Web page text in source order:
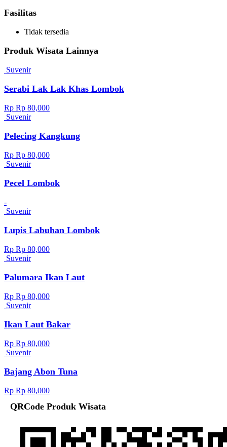
Fasilitas
Tidak tersedia
Produk Wisata Lainnya
Suvenir
Serabi Lak Lak Khas Lombok
Rp Rp 80,000
Suvenir
Pelecing Kangkung
Rp Rp 80,000
Suvenir
Pecel Lombok
-
Suvenir
Lupis Labuhan Lombok
Rp Rp 80,000
Suvenir
Palumara Ikan Laut
Rp Rp 80,000
Suvenir
Ikan Laut Bakar
Rp Rp 80,000
Suvenir
Bajang Abon Tuna
Rp Rp 80,000
QRCode Produk Wisata